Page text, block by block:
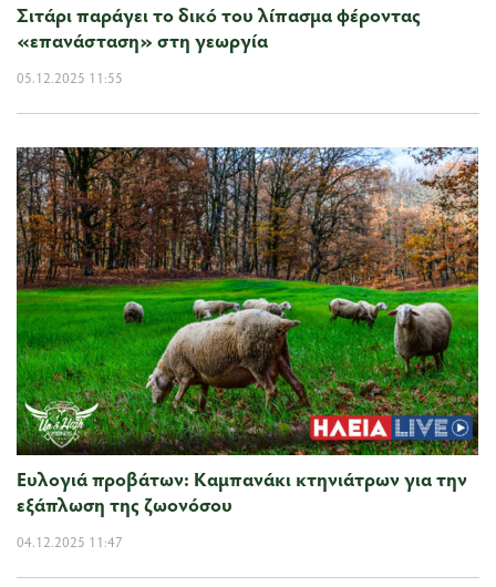
Σιτάρι παράγει το δικό του λίπασμα φέροντας
«επανάσταση» στη γεωργία
05.12.2025 11:55
Ευλογιά προβάτων: Καμπανάκι κτηνιάτρων για την
εξάπλωση της ζωονόσου
04.12.2025 11:47